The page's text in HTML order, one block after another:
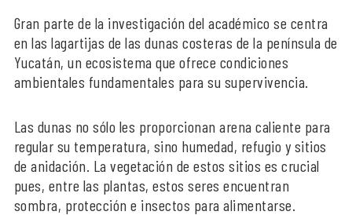
Gran parte de la investigación del académico se centra
en las lagartijas de las dunas costeras de la península de
Yucatán, un ecosistema que ofrece condiciones
ambientales fundamentales para su supervivencia.
Las dunas no sólo les proporcionan arena caliente para
regular su temperatura, sino humedad, refugio y sitios
de anidación. La vegetación de estos sitios es crucial
pues, entre las plantas, estos seres encuentran
sombra, protección e insectos para alimentarse.